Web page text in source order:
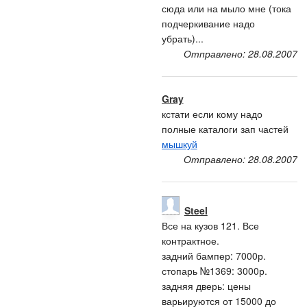
сюда или на мыло мне (тока
подчеркивание надо
убрать)...
Отправлено: 28.08.2007
Gray
кстати если кому надо
полные каталоги зап частей
мышкуй
Отправлено: 28.08.2007
Steel
Все на кузов 121. Все
контрактное.
задний бампер: 7000р.
стопарь №1369: 3000р.
задняя дверь: цены
варьируются от 15000 до